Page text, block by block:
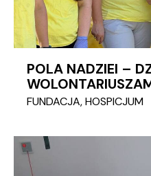
POLA NADZIEI –
FUNDACJA,HOSPICJUM